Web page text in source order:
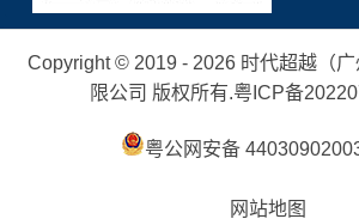
Copyright © 2019 - 2026 时代超越（
限公司 版权所有.粤ICP备
粤公网安备
网站地图